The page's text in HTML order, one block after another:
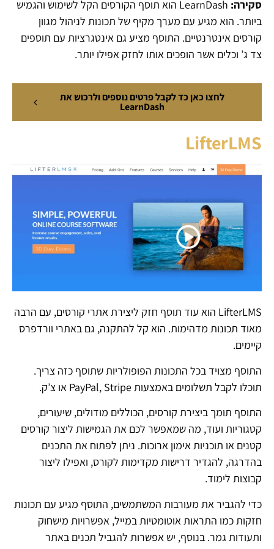
סקירה:
LearnDash הוא תוסף הקורסים הקל לשימוש והגמיש
ביותר. הוא מגיע עם מערך מקיף של תכונות לניהול מגוון
קורסים אינטרנטיים. התוסף מציע גם אינטגרציות עם תוספים
צד ג’ וכלים אשר הופכים אותו לחזק אפילו יותר.
לחצו כאן כד לקבל פרטים נוספים ולרכוש את
LearnDash
LifterLMS
LifterLMS הוא עוד תוסף חזק ליצירת אתרי קורסים, עם הרבה
מאוד תכונות מדהימות. הוא קל להתקנה, גם באתרי וורדפרס
קיימים.
התוסף מצויד בכל התכונות הפופולריות שתוסף כזה צריך.
תוכלו לקבל תשלומים באמצעות PayPal, Stripe או צ’ק.
התוסף תומך ביצירת קורסים, הכוללים מודולים, שיעורים,
קטגוריות ועוד, מה שמאפשר לכם את הגמישות ליצור קורסים
קטנים או תוכניות אימון ארוכות. ניתן לפתוח את התכנים
בהדרגה, להגדיר דרישות מקדימות לקורס, ואפילו ליצור
קבוצות לימוד.
כדי להגביר את מעורבות המשתמשים, התוסף מגיע עם תכונות
חזקות כמו התראות אוטומטיות במייל, אפשרויות מישחוק
ותעודות גמר. בנוסף, יש אפשרות להגביל תכנים באתר